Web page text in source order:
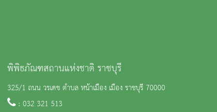
พิพิธภัณฑสถานแห่งชาติ ราชบุรี
325/1 ถนน วรเดช ตำบล หน้าเมือง เมือง ราชบุรี 70000
: 032 321 513